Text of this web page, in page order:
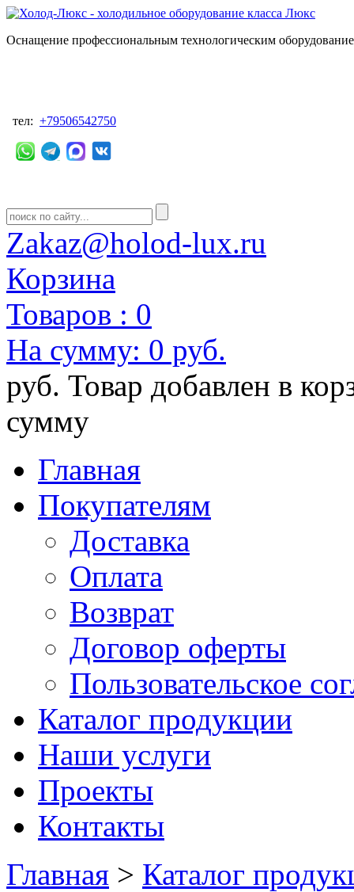
Оснащение профессиональным технологическим
тел: +79506542750
Zakaz@holod-lux.ru
Корзина
Товаров : 0
На сумму: 0 руб.
руб. Товар добавлен в
сумму
Главная
Покупателям
Доставка
Оплата
Возврат
Договор оферты
Пользовательское
Каталог продукции
Наши услуги
Проекты
Контакты
Главная > Каталог